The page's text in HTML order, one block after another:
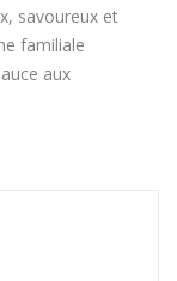
savoureux et
familiale
aux